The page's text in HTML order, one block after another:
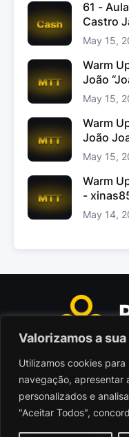
Valorizamos a
Utilizamos cookies
navegação, apresentar
personalizados e
"Aceitar Todos",
61 -
Castro
May 15,
Warm
João
May 15,
Warm
João
May 15,
Warm
-
May 14,
Polarize
Sociedade
©
Termos